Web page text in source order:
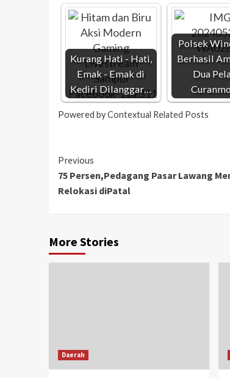
Kurang Hati - Hati,
Emak - Emak di
Kediri Dilanggar…
Polsek
Berhasil
Dua
Powered byContextual Related Posts
Previous
75 Persen,Pedagang Pasar Lawang
Relokasi diPatal
More Stories
Daerah